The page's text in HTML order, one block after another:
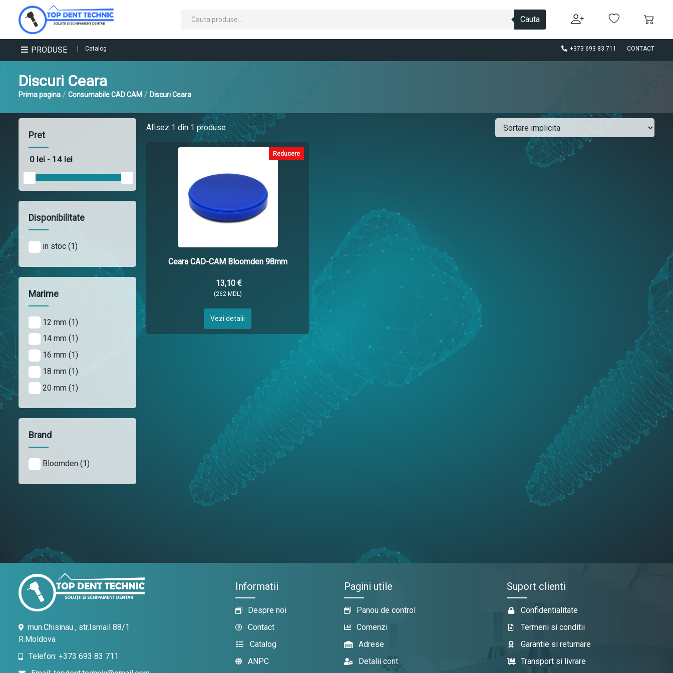
Cauta
PRODUSE Catalog +373 693 83 711 CONTACT
Discuri Ceara
Prima pagina / Consumabile CAD CAM / Discuri Ceara
Pret
Disponibilitate
in stoc (1)
Marime
12 mm (1)
14 mm (1)
16 mm (1)
18 mm (1)
20 mm (1)
Brand
Bloomden (1)
Afisez 1 din 1 produse
Reducere
Ceara CAD-CAM Bloomden 98mm
13,10 €
(262 MDL)
Vezi detalii
mun.Chisinau , str.Ismail 88/1
R.Moldova
Telefon: +373 693 83 711
Informatii
Despre noi
Contact
Catalog
ANPC
Pagini utile
Panou de control
Comenzi
Adrese
Detalii cont
Suport clienti
Confidentialitate
Termeni si conditii
Garantie si returnare
Transport si livrare